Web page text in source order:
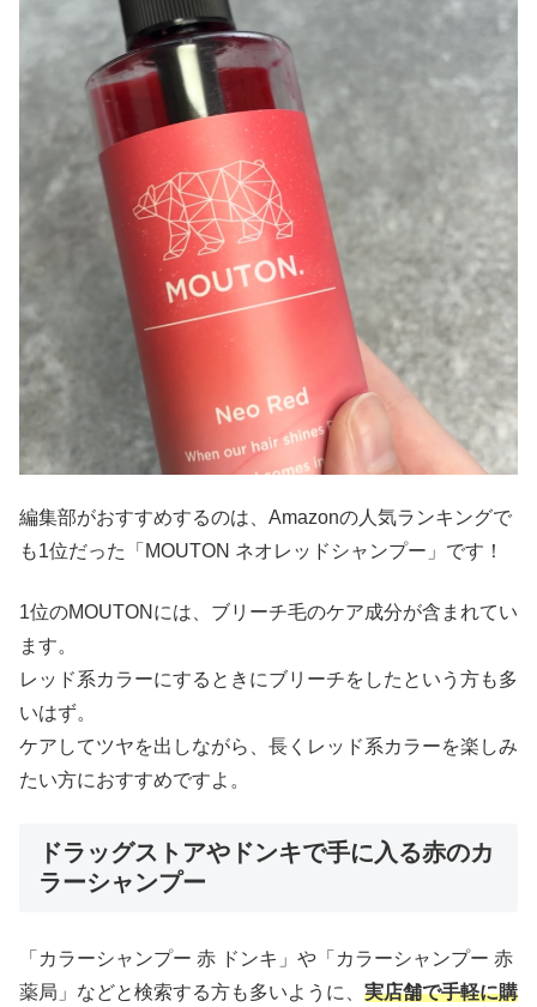
編集部がおすすめするのは、Amazonの人気ランキングで
も1位だった「MOUTON ネオレッドシャンプー」です！
1位のMOUTONには、ブリーチ毛のケア成分が含まれてい
ます。
レッド系カラーにするときにブリーチをしたという方も多
いはず。
ケアしてツヤを出しながら、長くレッド系カラーを楽しみ
たい方におすすめですよ。
ドラッグストアやドンキで手に入る赤のカ
ラーシャンプー
「カラーシャンプー 赤 ドンキ」や「カラーシャンプー 赤
薬局」などと検索する方も多いように、 実店舗で手軽に購